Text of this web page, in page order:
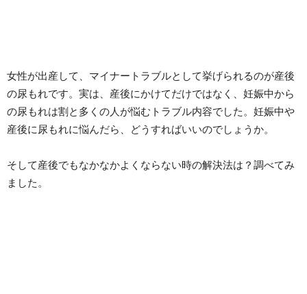
女性が出産して、マイナートラブルとして挙げられるのが産後
の尿もれです。実は、産後にかけてだけではなく、妊娠中から
の尿もれは割と多くの人が悩むトラブル内容でした。妊娠中や
産後に尿もれに悩んだら、どうすればいいのでしょうか。
そして産後でもなかなかよくならない時の解決法は？調べてみ
ました。